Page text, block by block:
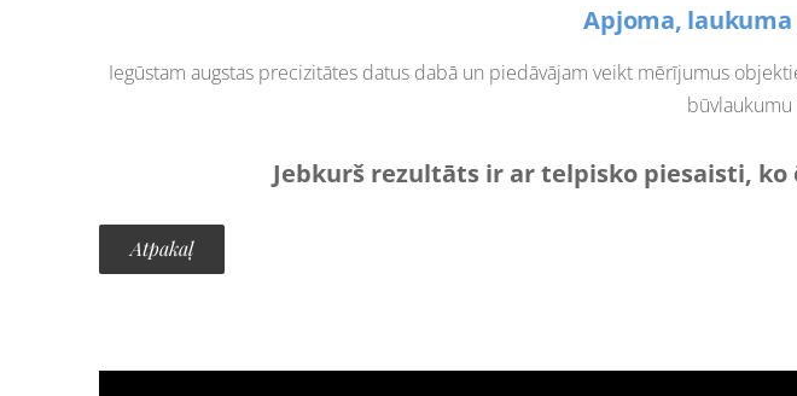
Apjoma,
Iegūstam augstas precizitātes datus dabā un piedāvājam veikt mērījumus
Jebkurš rezultāts ir ar telpisko piesaisti,
Atpakaļ